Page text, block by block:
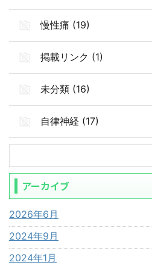
慢性痛 (19)
掲載リンク (1)
未分類 (16)
自律神経 (17)
アーカイブ
2026年6月
2024年9月
2024年1月